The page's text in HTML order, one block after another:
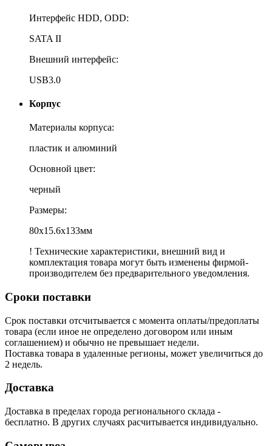
Интерфейс HDD, ODD:
SATA II
Внешний интерфейс:
USB3.0
Корпус
Материалы корпуса:
пластик и алюминий
Основной цвет:
черный
Размеры:
80x15.6x133мм
! Технические характеристики, внешний вид и
комплектация товара могут быть изменены фирмой-
производителем без предварительного уведомления.
Сроки поставки
Срок поставки отсчитывается с момента оплаты/предоплаты
товара (если иное не определено договором или иным
соглашением) и обычно не превышает недели.
Поставка товара в удаленные регионы, может увеличиться до
2 недель.
Доставка
Доставка в пределах города регионального склада -
бесплатно. В других случаях расчитывается индивидуально.